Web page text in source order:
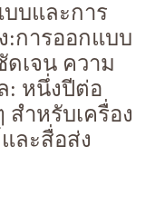
บและการ
:การออกแบบ
ดเจน ความ
: หนึ่งปีต่อ
สำหรับเครื่อง
ละสื่อส่ง